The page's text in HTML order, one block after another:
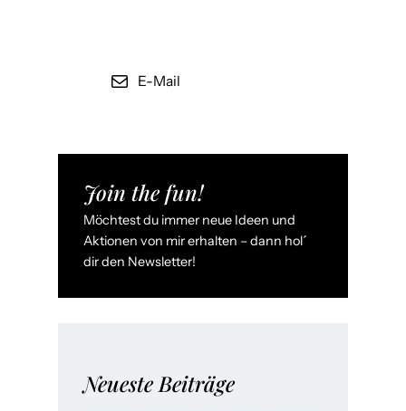
E-Mail
Join the fun!
Möchtest du immer neue Ideen und
Aktionen von mir erhalten – dann hol´
dir den Newsletter!
Neueste Beiträge